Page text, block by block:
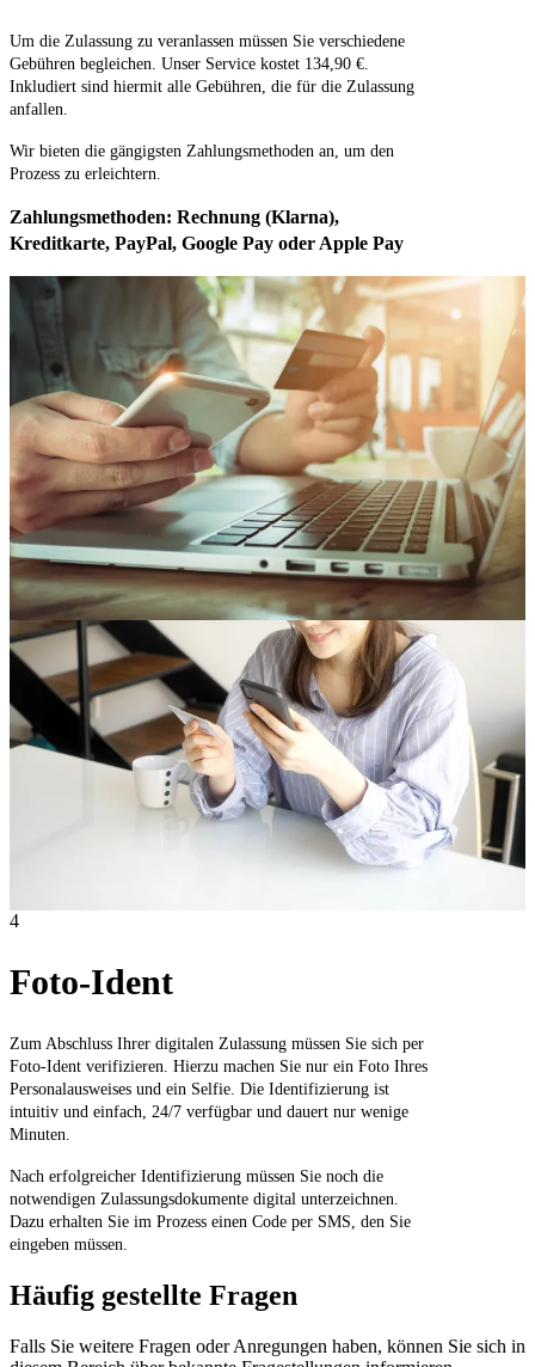
Um die Zulassung zu veranlassen müssen Sie verschiedene
Gebühren begleichen. Unser Service kostet 134,90 €.
Inkludiert sind hiermit alle Gebühren, die für die Zulassung
anfallen.
Wir bieten die gängigsten Zahlungsmethoden an, um den
Prozess zu erleichtern.
Zahlungsmethoden: Rechnung (Klarna),
Kreditkarte, PayPal, Google Pay oder Apple Pay
4
Foto-Ident
Zum Abschluss Ihrer digitalen Zulassung müssen Sie sich per
Foto-Ident verifizieren. Hierzu machen Sie nur ein Foto Ihres
Personalausweises und ein Selfie. Die Identifizierung ist
intuitiv und einfach, 24/7 verfügbar und dauert nur wenige
Minuten.
Nach erfolgreicher Identifizierung müssen Sie noch die
notwendigen Zulassungsdokumente digital unterzeichnen.
Dazu erhalten Sie im Prozess einen Code per SMS, den Sie
eingeben müssen.
Häufig gestellte Fragen
Falls Sie weitere Fragen oder Anregungen haben, können Sie sich in